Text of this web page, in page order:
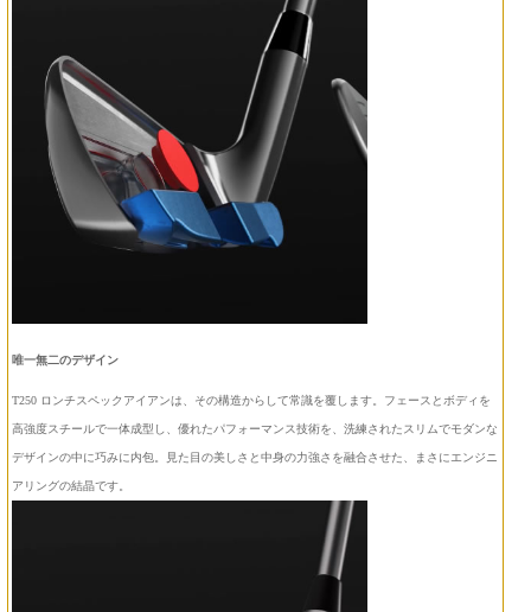
唯一無二のデザイン
T250 ロンチスペックアイアンは、その構造からして常識を覆します。フェースとボディを
高強度スチールで一体成型し、優れたパフォーマンス技術を、洗練されたスリムでモダンな
デザインの中に巧みに内包。見た目の美しさと中身の力強さを融合させた、まさにエンジニ
アリングの結晶です。